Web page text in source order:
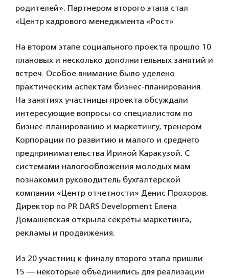
родителей». Партнером второго этапа стал
«Центр кадрового менеджмента «Рост»
На втором этапе социального проекта прошло 10
плановых и несколько дополнительных занятий и
встреч. Особое внимание было уделено
практическим аспектам бизнес-планирования.
На занятиях участницы проекта обсуждали
интересующие вопросы со специалистом по
бизнес-планированию и маркетингу, тренером
Корпорации по развитию и малого и среднего
предпринимательства Ириной Каракузой. С
системами налогообложения молодых мам
познакомил руководитель бухгалтерской
компании «Центр отчетности» Денис Прохоров.
Директор по PR DARS Development Елена
Домашевская открыла секреты маркетинга,
рекламы и продвижения.
Из 20 участниц к финалу второго этапа пришли
15 — некоторые объединились для реализации